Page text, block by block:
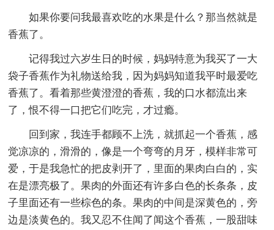
如果你要问我最喜欢吃的水果是什么？那当然就是
香蕉了。
记得我过六岁生日的时候，妈妈特意为我买了一大
袋子香蕉作为礼物送给我，因为妈妈知道我平时最爱吃
香蕉了。看着那些黄澄澄的香蕉，我的口水都流出来
了，恨不得一口把它们吃完，才过瘾。
回到家，我连手都顾不上洗，就抓起一个香蕉，感
觉凉凉的，滑滑的，像是一个弯弯的月牙，模样非常可
爱，于是我急忙的把皮剥开了，里面的果肉白白的，实
在是漂亮极了。果肉的外面还有许多白色的长条条，皮
子里面还有一些棕色的条。果肉的中间是深黄色的，旁
边是淡黄色的。我又忍不住闻了闻这个香蕉，一股甜味